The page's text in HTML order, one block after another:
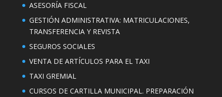
ASESORÍA FISCAL
GESTIÓN ADMINISTRATIVA: MATRICULACIONES,
TRANSFERENCIA Y REVISTA
SEGUROS SOCIALES
VENTA DE ARTÍCULOS PARA EL TAXI
TAXI GREMIAL
CURSOS DE CARTILLA MUNICIPAL. PREPARACIÓN